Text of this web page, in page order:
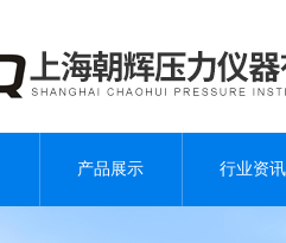
产品展示 行业资讯